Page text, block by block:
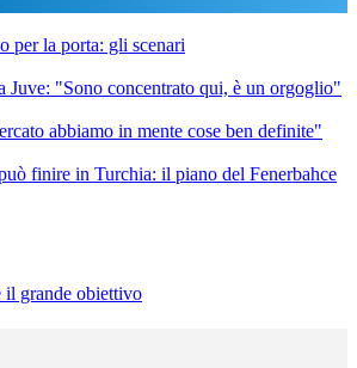
per la porta: gli scenari
Juve: "Sono concentrato qui, è un orgoglio"
abbiamo in mente cose ben definite"
finire in Turchia: il piano del Fenerbahce
il grande obiettivo